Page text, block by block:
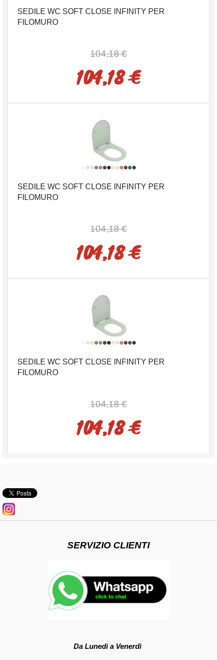
SEDILE WC SOFT CLOSE INFINITY PER
FILOMURO
104,18 €
104,18 €
SEDILE WC SOFT CLOSE INFINITY PER
FILOMURO
104,18 €
104,18 €
SEDILE WC SOFT CLOSE INFINITY PER
FILOMURO
104,18 €
104,18 €
SERVIZIO CLIENTI
Da Lunedì a Venerdì